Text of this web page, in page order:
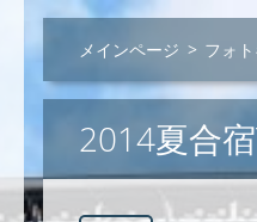
メインページ > フォ
2014夏合